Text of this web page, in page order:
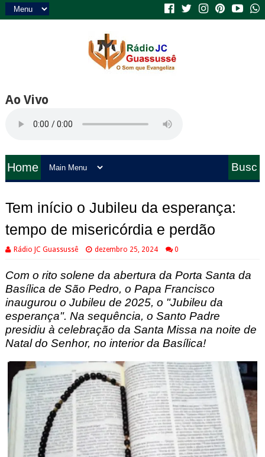
Ao Vivo
Home
Busc
Tem início o Jubileu da esperança:
tempo de misericórdia e perdão
Rádio JC Guassussê dezembro 25, 2024 0
Com o rito solene da abertura da Porta Santa da
Basílica de São Pedro, o Papa Francisco
inaugurou o Jubileu de 2025, o "Jubileu da
esperança". Na sequência, o Santo Padre
presidiu à celebração da Santa Missa na noite de
Natal do Senhor, no interior da Basílica!